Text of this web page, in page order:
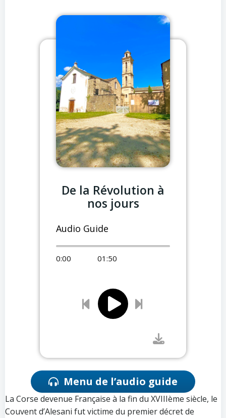
De la Révolution à
nos jours
Audio Guide
0:00 01:50
Menu de l’audio guide
La Corse devenue Française à la fin du XVIIIème siècle, le
Couvent d’Alesani fut victime du premier décret de